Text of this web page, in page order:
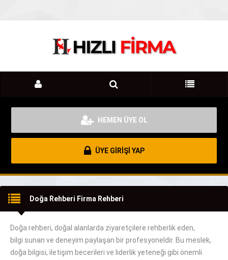
HEMEN ÜYE OL
ÜYE GİRİŞİ YAP
Doğa Rehberi Firma Rehberi
Doğa rehberi, doğal alanlarda ziyaretçilere rehberlik eden,
bilgi sunan ve deneyim paylaşan birprofesyoneldir. Bu meslek,
doğa bilgisi, iletişim becerileri ve liderlik yeteneği gibi önemli